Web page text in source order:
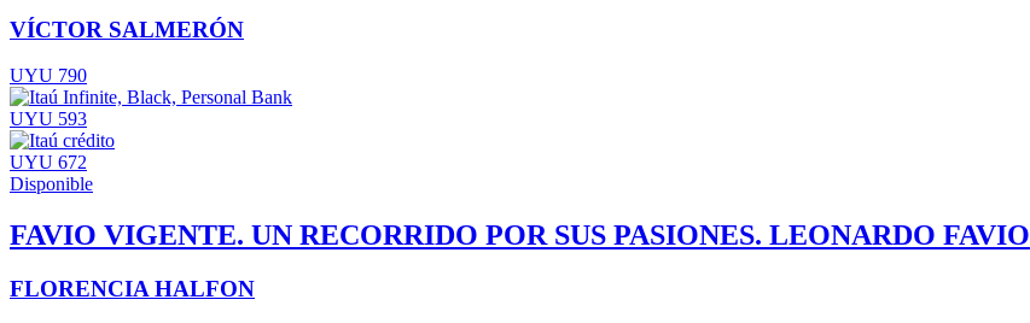
VÍCTOR SALMERÓN
UYU 790
UYU 593
UYU 672
Disponible
FAVIO VIGENTE. UN RECORRIDO POR SUS PASIONES. LEONARDO FAVIO
FLORENCIA HALFON